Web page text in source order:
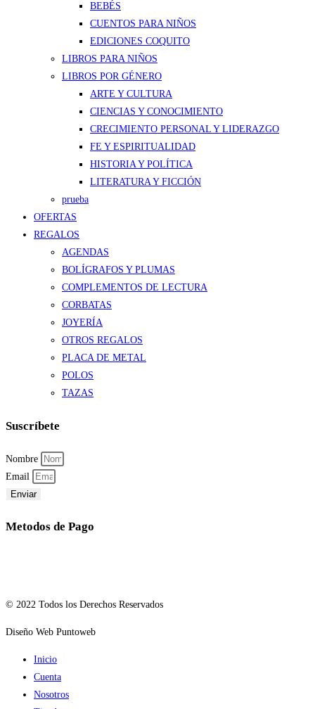
BEBÉS
CUENTOS PARA NIÑOS
EDICIONES COQUITO
LIBROS PARA NIÑOS
LIBROS POR GÉNERO
ARTE Y CULTURA
CIENCIAS Y CONOCIMIENTO
CRECIMIENTO PERSONAL Y LIDERAZGO
FE Y ESPIRITUALIDAD
HISTORIA Y POLÍTICA
LITERATURA Y FICCIÓN
prueba
OFERTAS
REGALOS
AGENDAS
BOLÍGRAFOS Y PLUMAS
COMPLEMENTOS DE LECTURA
CORBATAS
JOYERÍA
OTROS REGALOS
PLACA DE METAL
POLOS
TAZAS
Suscríbete
Nombre
Email
Enviar
Metodos de Pago
© 2022 Todos los Derechos Reservados
Diseño Web Puntoweb
Inicio
Cuenta
Nosotros